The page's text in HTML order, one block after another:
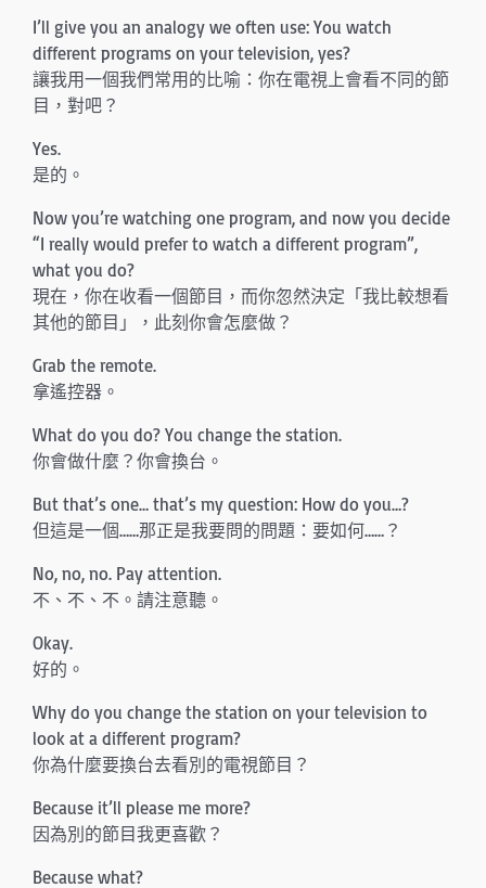
I’ll give you an analogy we often use: You watch
different programs on your television, yes?
讓我用一個我們常用的比喻：你在電視上會看不同的節
目，對吧？
Yes.
是的。
Now you’re watching one program, and now you decide
“I really would prefer to watch a different program”,
what you do?
現在，你在收看一個節目，而你忽然決定「我比較想看
其他的節目」，此刻你會怎麼做？
Grab the remote.
拿遙控器。
What do you do? You change the station.
你會做什麼？你會換台。
But that’s one… that’s my question: How do you…?
但這是一個……那正是我要問的問題：要如何……？
No, no, no. Pay attention.
不、不、不。請注意聽。
Okay.
好的。
Why do you change the station on your television to
look at a different program?
你為什麼要換台去看別的電視節目？
Because it’ll please me more?
因為別的節目我更喜歡？
Because what?